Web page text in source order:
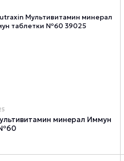
минерал Иммун